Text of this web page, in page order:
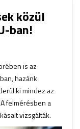
közül
ban!
is az
hazánk
ki mindez az
felmérésben a
vizsgálták.